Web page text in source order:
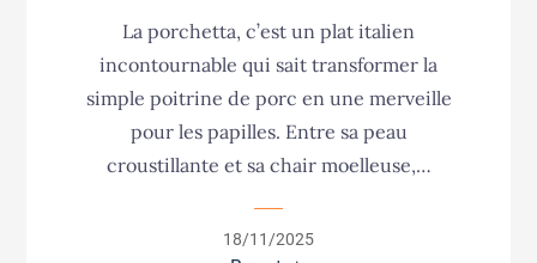
La porchetta, c’est un plat italien
incontournable qui sait transformer la
simple poitrine de porc en une merveille
pour les papilles. Entre sa peau
croustillante et sa chair moelleuse,…
Posted
18/11/2025